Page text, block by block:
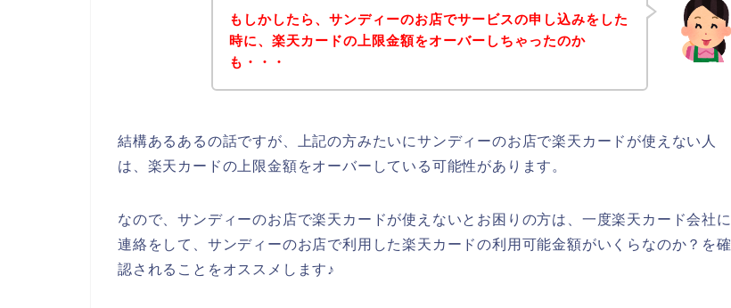
もしかしたら、サンディーのお店でサービスの申し込みをした
時に、楽天カードの上限金額をオーバーしちゃったのか
も・・・
結構あるあるの話ですが、上記の方みたいにサンディーのお店で楽天カードが使えない人
は、楽天カードの上限金額をオーバーしている可能性があります。
なので、サンディーのお店で楽天カードが使えないとお困りの方は、一度楽天カード会社に
連絡をして、サンディーのお店で利用した楽天カードの利用可能金額がいくらなのか？を確
認されることをオススメします♪